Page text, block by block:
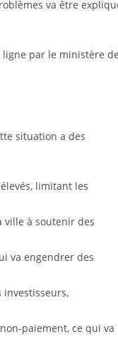
va être
par le ministère
situation a des
limitant les
ville à soutenir des
va engendrer des
investisseurs,
paiement, ce qui va